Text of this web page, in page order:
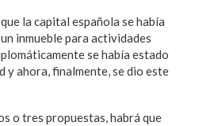
la capital española se había
inmueble para actividades
se había estado
y ahora, finalmente, se dio este
o tres propuestas, habrá que